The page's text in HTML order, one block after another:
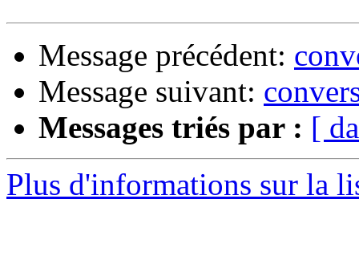
Message précédent:
Message suivant:
Messages triés par : [
Plus d'informations sur la